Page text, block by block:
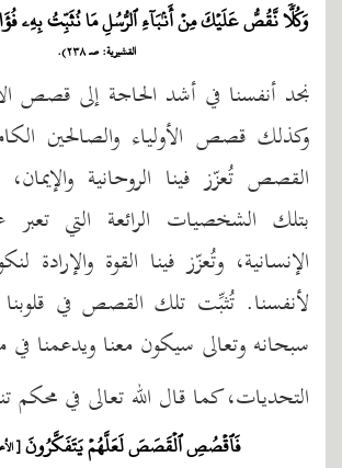
وَكُلّٗا نَّقُصُّ عَلَيۡكَ مِنۡ أَنۢبَآءِ ٱلرُّسُلِ مَا نُثَبِّتُ بِهِۦ
القشيرية: صـ ٢٣٨).
نجد أنفسنا في أشد الحاجة إلى قصص
وكذلك قصص الأولياء والصالحين
القصص تُعزّز فينا الروحانية
بتلك الشخصيات الرائعة التي
الإنسانية، وتُعزّز فينا القوة
لأنفسنا. تُثبِّت تلك القصص في قلوبنا
سبحانه وتعالى سيكون معنا ويدعمنا في
التحديات، كما قال الله تعالى في محكم
فَٱقۡصُصِ ٱلۡقَصَصَ لَعَلَّهُمۡ يَتَفَكَّرُونَ[